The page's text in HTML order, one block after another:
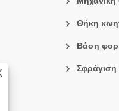
Θήκη
Βάση
Σφράγιση